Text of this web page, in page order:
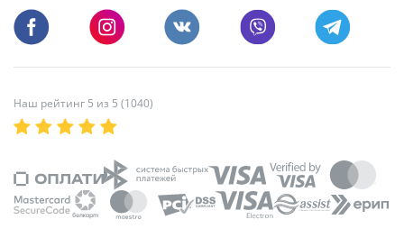
Пишите и звоните нам в будние дни с 8:00 до 20:00.
Наш рейтинг 5 из 5 (1040)